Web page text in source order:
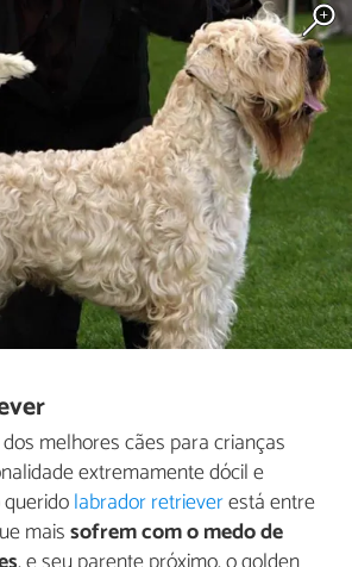
melhores cães para crianças
extremamente dócil e
labrador retrieverestá entre
maissofrem com o medo de